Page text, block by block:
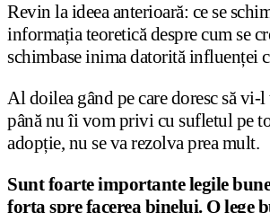
Revin la ideea anterioară: ce se
informația teoretică despre cum se
schimbase inima datorită influenței
Al doilea gând pe care doresc să vi-l
până nu îi vom privi cu sufletul pe
adopție, nu se va rezolva prea mult.
Sunt foarte importante legile
forța spre facerea binelui. O lege